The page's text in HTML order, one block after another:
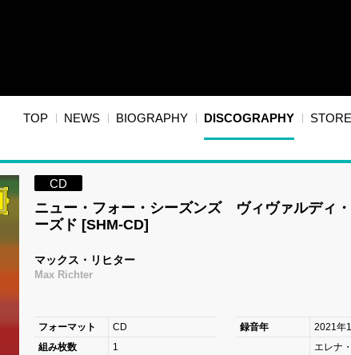
TOP NEWS BIOGRAPHY DISCOGRAPHY STORE
CD
ニュー・フォー・シーズンズ ヴィヴァルディ
ーズド [SHM-CD]
マックス・リヒター
Max Richter
フォーマット
CD
組み枚数
1
録音年 2021年
エレナ